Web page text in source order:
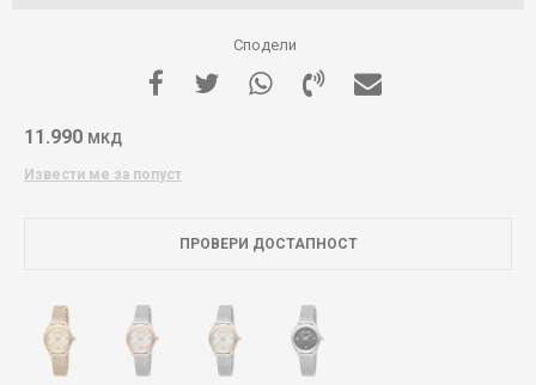
Сподели
11.990 МКД
Извести ме за попуст
ПРОВЕРИ ДОСТАПНОСТ